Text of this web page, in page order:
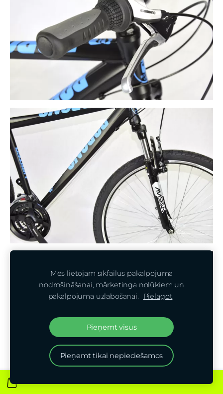
Mēs lietojam sīkfailus pakalpojuma
nodrošināšanai, mārketinga nolūkiem un
pakalpojuma uzlabošanai.
Pielāgot
Pieņemt visus
Pieņemt tikai nepieciešamos